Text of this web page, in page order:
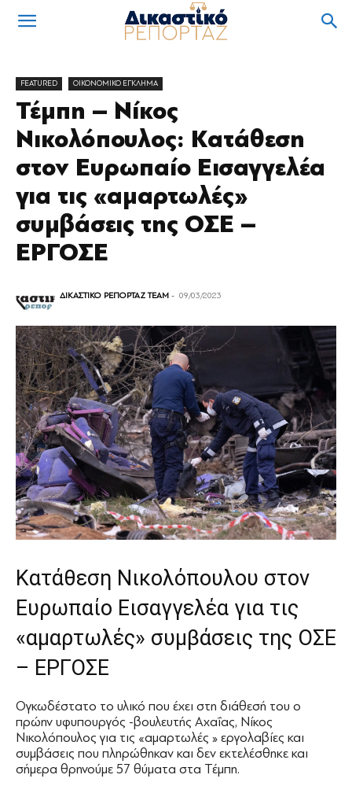
FEATURED OIKONOMIKO ΕΓΚΛΗΜΑ
Τέμπη – Νίκος
Νικολόπουλος: Κατάθεση
στον Ευρωπαίο Εισαγγελέα
για τις «αμαρτωλές»
συμβάσεις της ΟΣΕ –
ΕΡΓΟΣΕ
ΔΙΚΑΣΤΙΚΟ ΡΕΠΟΡΤΑΖ TEAM - 09/03/2023
Κατάθεση Νικολόπουλου στον
Ευρωπαίο Εισαγγελέα για τις
«αμαρτωλές» συμβάσεις της ΟΣΕ
– ΕΡΓΟΣΕ
Ογκωδέστατο το υλικό που έχει στη διάθεσή του ο
πρώην υφυπουργός -βουλευτής Αχαΐας, Νίκος
Νικολόπουλος για τις «αμαρτωλές » εργολαβίες και
συμβάσεις που πληρώθηκαν και δεν εκτελέσθηκε και
σήμερα θρηνούμε 57 θύματα στα Τέμπη.